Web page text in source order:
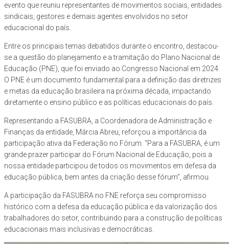
evento que reuniu representantes de movimentos sociais, entidades
sindicais, gestores e demais agentes envolvidos no setor
educacional do país.
Entre os principais temas debatidos durante o encontro, destacou-
se a questão do planejamento e a tramitação do Plano Nacional de
Educação (PNE), que foi enviado ao Congresso Nacional em 2024.
O PNE é um documento fundamental para a definição das diretrizes
e metas da educação brasileira na próxima década, impactando
diretamente o ensino público e as políticas educacionais do país.
Representando a FASUBRA, a Coordenadora de Administração e
Finanças da entidade, Márcia Abreu, reforçou a importância da
participação ativa da Federação no Fórum. “Para a FASUBRA, é um
grande prazer participar do Fórum Nacional de Educação, pois a
nossa entidade participou de todos os movimentos em defesa da
educação pública, bem antes da criação desse fórum”, afirmou.
A participação da FASUBRA no FNE reforça seu compromisso
histórico com a defesa da educação pública e da valorização dos
trabalhadores do setor, contribuindo para a construção de políticas
educacionais mais inclusivas e democráticas.